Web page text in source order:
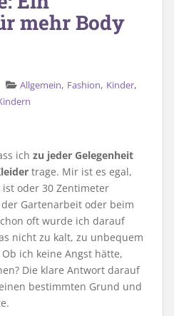
mehr Body
Allgemein, Fashion, Kinder,
ich zu jeder Gelegenheit
trage. Mir ist es egal,
oder 30 Zentimeter
Gartenarbeit oder beim
oft wurde ich darauf
nicht zu kalt, zu unbequem
ich keine Angst hätte,
Die klare Antwort darauf
bestimmten Grund und